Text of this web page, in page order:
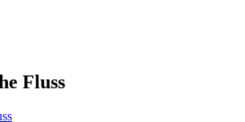
Fluss